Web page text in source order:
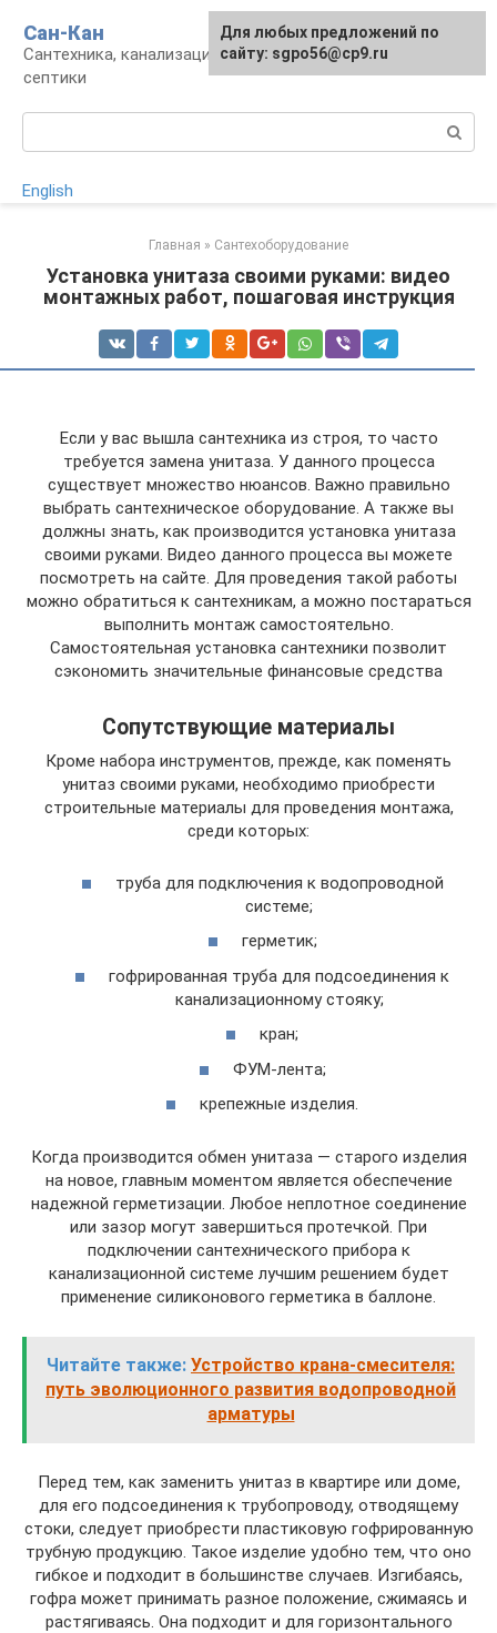
контенту
Сан-Кан
Сантехника, канализация, водопровод,
септики
English
Главная » Сантехоборудование
Установка унитаза своими руками: видео
монтажных работ, пошаговая инструкция
Если у вас вышла сантехника из строя, то часто
требуется замена унитаза. У данного процесса
существует множество нюансов. Важно правильно
выбрать сантехническое оборудование. А также вы
должны знать, как производится установка унитаза
своими руками. Видео данного процесса вы можете
посмотреть на сайте. Для проведения такой работы
можно обратиться к сантехникам, а можно постараться
выполнить монтаж самостоятельно.
Самостоятельная установка сантехники позволит
сэкономить значительные финансовые средства
Сопутствующие материалы
Кроме набора инструментов, прежде, как поменять
унитаз своими руками, необходимо приобрести
строительные материалы для проведения монтажа,
среди которых:
труба для подключения к водопроводной
системе;
герметик;
гофрированная труба для подсоединения к
канализационному стояку;
кран;
ФУМ-лента;
крепежные изделия.
Когда производится обмен унитаза — старого изделия
на новое, главным моментом является обеспечение
надежной герметизации. Любое неплотное соединение
или зазор могут завершиться протечкой. При
подключении сантехнического прибора к
канализационной системе лучшим решением будет
применение силиконового герметика в баллоне.
Читайте также: Устройство крана-смесителя:
путь эволюционного развития водопроводной
арматуры
Перед тем, как заменить унитаз в квартире или доме,
для его подсоединения к трубопроводу, отводящему
стоки, следует приобрести пластиковую гофрированную
трубную продукцию. Такое изделие удобно тем, что оно
гибкое и подходит в большинстве случаев. Изгибаясь,
гофра может принимать разное положение, сжимаясь и
растягиваясь. Она подходит и для горизонтального
Для любых предложений по
сайту: sgpo56@cp9.ru